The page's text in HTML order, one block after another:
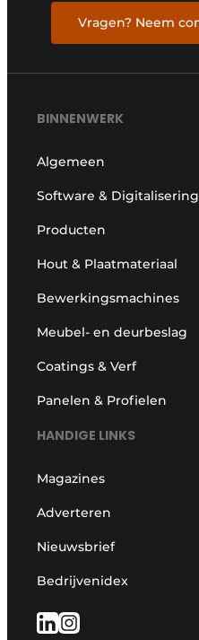
Vragen? Neem
BINNENWERK
Algemeen
Software & Digitalisering
Producten
Hout & Plaatmateriaal
Bewerkingsmachines
Meubel- en deurbeslag
Coatings & Verf
Panelen & Profielen
HANDIGE LINKS
Magazines
Adverteren
Nieuwsbrief
Bedrijvenidex